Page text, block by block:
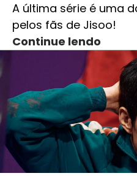
A última série é uma
pelos fãs de Jisoo!
Continue lendo